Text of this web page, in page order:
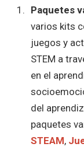
Paquetes
varios kits
juegos y
STEM a
en el
del
paquetes
STEAM,